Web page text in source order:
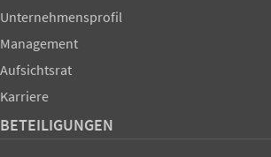
Unternehmensprofil
Management
Aufsichtsrat
Karriere
BETEILIGUNGEN